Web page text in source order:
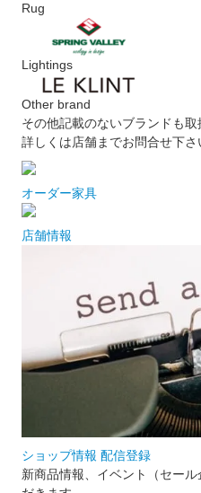
Rug
Lightings
Other brand
その他記載のないブランドも取
詳しくは店舗までお問合せ下さ
オーダー家具
店舗情報
ショップ情報 配信登録
新商品情報、イベント（セー